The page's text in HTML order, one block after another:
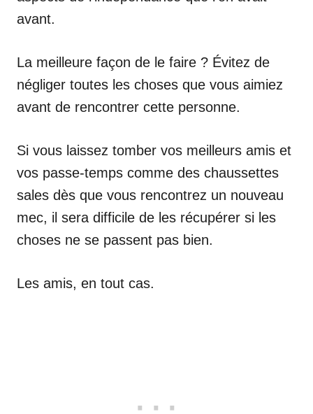
avant.
La meilleure façon de le faire ? Évitez de
négliger toutes les choses que vous aimiez
avant de rencontrer cette personne.
Si vous laissez tomber vos meilleurs amis et
vos passe-temps comme des chaussettes
sales dès que vous rencontrez un nouveau
mec, il sera difficile de les récupérer si les
choses ne se passent pas bien.
Les amis, en tout cas.